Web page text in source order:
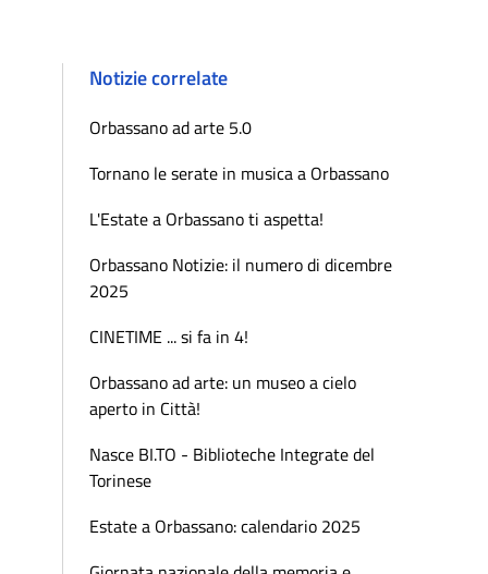
Notizie correlate
Orbassano ad arte 5.0
Tornano le serate in musica a Orbassano
L'Estate a Orbassano ti aspetta!
Orbassano Notizie: il numero di dicembre
2025
CINETIME ... si fa in 4!
Orbassano ad arte: un museo a cielo
aperto in Città!
Nasce BI.TO - Biblioteche Integrate del
Torinese
Estate a Orbassano: calendario 2025